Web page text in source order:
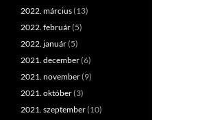
2022. március(13)
2022. február(5)
2022. január(5)
2021. december(6)
2021. november(9)
2021. október(3)
2021. szeptember(10)